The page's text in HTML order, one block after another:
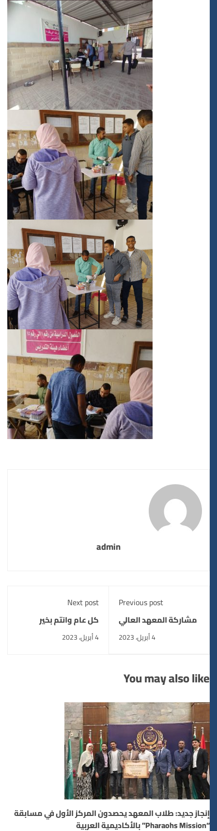
admin
Previous post
مشاركة المعهد العالي
محاضرة ( اسلوب
مواجهة الشائعات
Next post
كل عام وانتم بخير
#رمضان_كريم
You may also like
إنجاز جديد: طلاب المعهد يحصدون المركز الأول في مسابقة